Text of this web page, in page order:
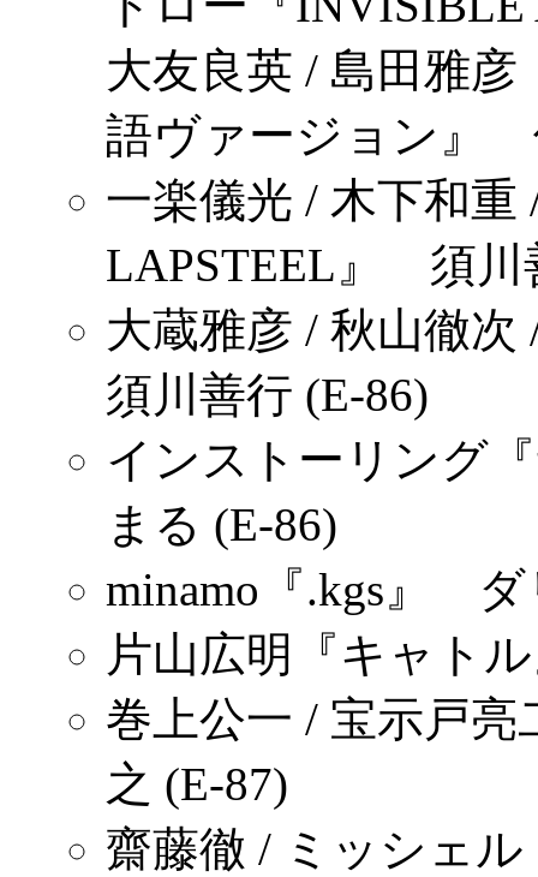
大友良英 / 島田雅
語ヴァージョン』
一楽儀光 / 木下和
LAPSTEEL』 須川
大蔵雅彦 / 秋山徹
須川善行 (E-86)
インストーリング
まる (E-86)
minamo『.kgs』 ダ
片山広明『キャト
巻上公一 / 宝示戸
之 (E-87)
齋藤徹 / ミッシェ